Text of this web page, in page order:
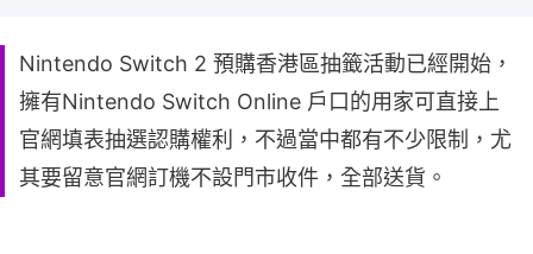
Nintendo Switch 2 預購香港區抽籤活動已經開始，
擁有Nintendo Switch Online 戶口的用家可直接上
官網填表抽選認購權利，不過當中都有不少限制，尤
其要留意官網訂機不設門市收件，全部送貨。